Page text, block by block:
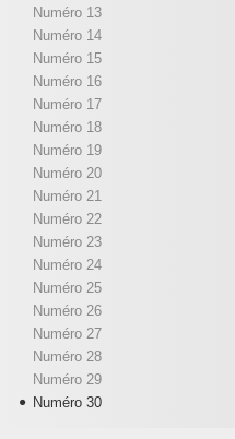
Numéro 13
Numéro 14
Numéro 15
Numéro 16
Numéro 17
Numéro 18
Numéro 19
Numéro 20
Numéro 21
Numéro 22
Numéro 23
Numéro 24
Numéro 25
Numéro 26
Numéro 27
Numéro 28
Numéro 29
Numéro 30